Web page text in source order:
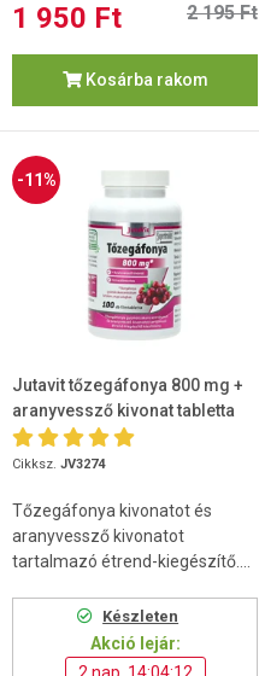
1 950 Ft 2 195 Ft
Kosárba rakom
-11%
Jutavit tőzegáfonya 800 mg +
aranyvessző kivonat tabletta
100db
Cikksz. JV3274
Tőzegáfonya kivonatot és
aranyvessző kivonatot
tartalmazó étrend-kiegészítő....
Készleten
Akció lejár: